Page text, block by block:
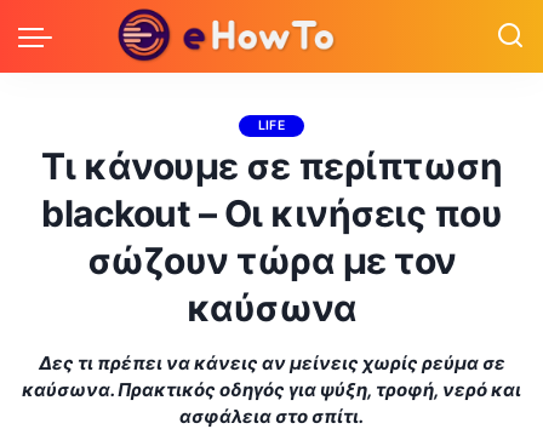
LIFE
Τι κάνουμε σε περίπτωση
blackout – Οι κινήσεις που
σώζουν τώρα με τον
καύσωνα
Δες τι πρέπει να κάνεις αν μείνεις χωρίς ρεύμα σε
καύσωνα. Πρακτικός οδηγός για ψύξη, τροφή, νερό και
ασφάλεια στο σπίτι.